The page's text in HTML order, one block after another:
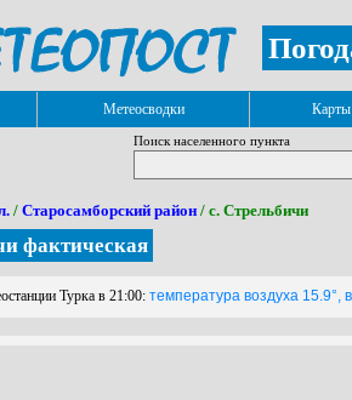
Метеосводки
Поиск населенного пункта
/ Старосамборский район / с. Стрельбичи
фактическая
Турка в 21:00: температура воздуха 15.9°,